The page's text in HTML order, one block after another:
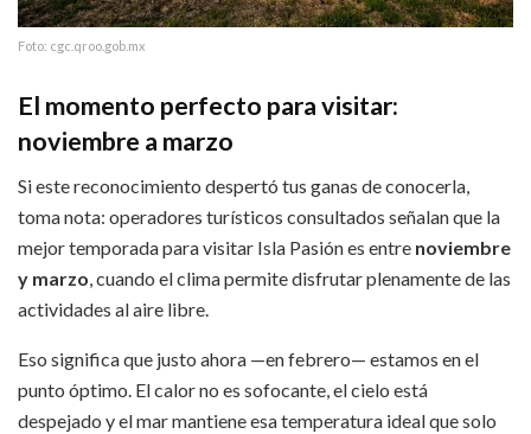
Foto: cgc.qroo.gob.mx
El momento perfecto para visitar:
noviembre a marzo
Si este reconocimiento despertó tus ganas de conocerla,
toma nota: operadores turísticos consultados señalan que la
mejor temporada para visitar Isla Pasión es entre noviembre
y marzo, cuando el clima permite disfrutar plenamente de las
actividades al aire libre.
Eso significa que justo ahora —en febrero— estamos en el
punto óptimo. El calor no es sofocante, el cielo está
despejado y el mar mantiene esa temperatura ideal que solo